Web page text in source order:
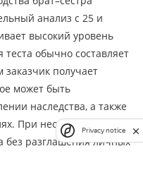
анализ с 25 и
высокий уровень
обычно составляет
заказчик получает
может быть
наследства, а также
При необходимости
без разглашения личных
Privacy notice